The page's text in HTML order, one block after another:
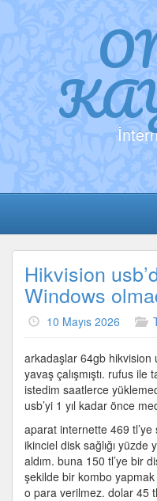
Hikvision
Windows
10 Mayıs 2026
arkadaşlar 64gb
yavaş çalışmıştı. rufus
istedim saatlerce
usb’yi 1 yıl kadar önce
aparat internette 469 tl’ye
ikinciel disk sağlığı
aldım. buna 150 tl’ye bir
şekilde bir kombo yapmak
o para verilmez. dolar 45